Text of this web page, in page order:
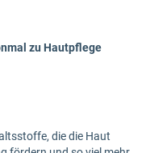
zu Hautpflege
die die Haut